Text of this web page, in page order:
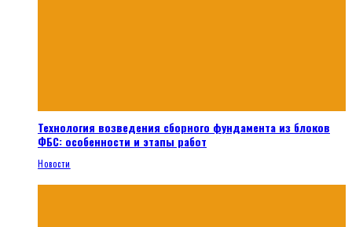
Технология возведения сборного фундамента из блоков
ФБС: особенности и этапы работ
Новости